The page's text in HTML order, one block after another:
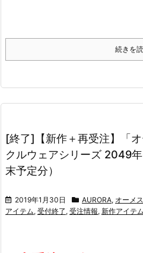
続きを
[終了]【新作＋再受注】「
クルウェアシリーズ 2049
末予定分）
2019年1月30日 AURORA, オーメ
アイテム, 受付終了 , 受注情報, 新作アイテム